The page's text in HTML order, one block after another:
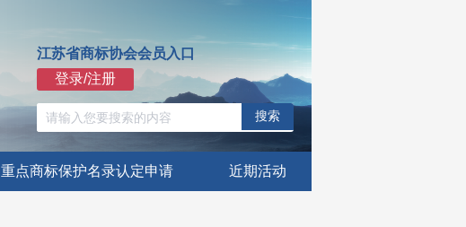
江苏省商标协会会员入口
登录/注册
搜索
重点商标保护名录认定申请 近期活动